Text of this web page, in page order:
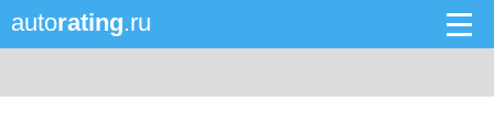
autorating.ru